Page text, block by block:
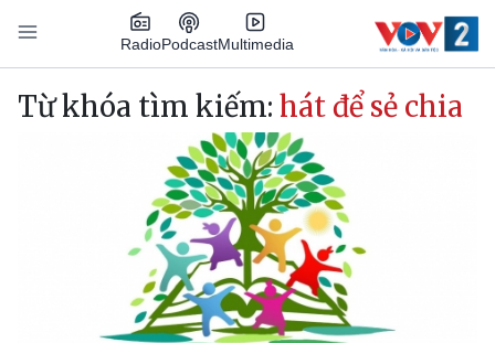
Nhảy đến nội dung
RadioPodcastMultimedia
Main navigation
Từ khóa tìm kiếm: hát để sẻ chia